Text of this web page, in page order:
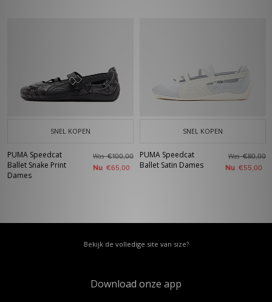
SNEL KOPEN
PUMA Speedcat
Ballet Snake Print
Dames
Was€100,00
Nu €65,00
SNEL KOPEN
PUMA Speedcat
Ballet Satin Dames
Was€80,00
Nu €55,00
Bekijk de volledige site van size?
Download onze app